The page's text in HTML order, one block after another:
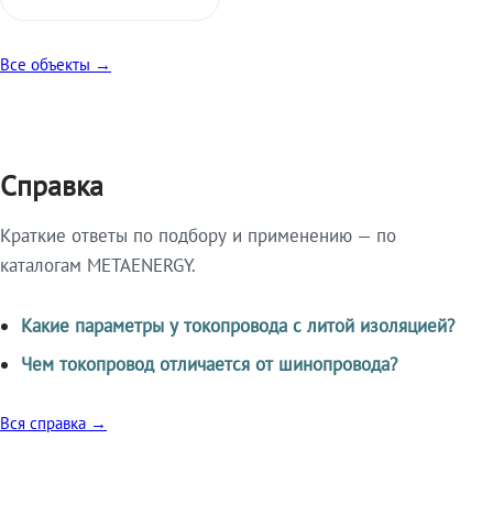
Все объекты →
Справка
Краткие ответы по подбору и применению — по
каталогам METAENERGY.
Какие параметры у токопровода с литой изоляцией?
Чем токопровод отличается от шинопровода?
Вся справка →